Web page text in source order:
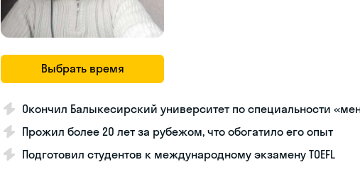
Выбрать время
Окончил Балыкесирский университет по специальности
Прожил более 20 лет за рубежом, что обогатило его опыт
Подготовил студентов к международному экзамену TOEFL